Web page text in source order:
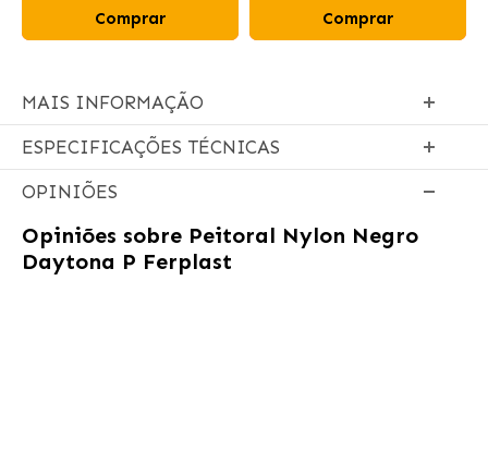
Comprar Comprar
MAIS INFORMAÇÃO
ESPECIFICAÇÕES TÉCNICAS
OPINIÕES
Opiniões sobre Peitoral Nylon Negro
Daytona P Ferplast